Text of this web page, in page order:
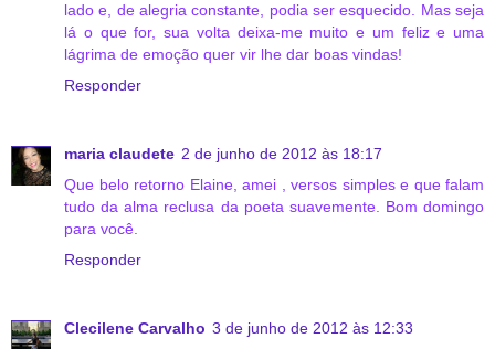
lado e, de alegria constante, podia ser esquecido. Mas seja
lá o que for, sua volta deixa-me muito e um feliz e uma
lágrima de emoção quer vir lhe dar boas vindas!
Responder
maria claudete 2 de junho de 2012 às 18:17
Que belo retorno Elaine, amei , versos simples e que falam
tudo da alma reclusa da poeta suavemente. Bom domingo
para você.
Responder
Clecilene Carvalho 3 de junho de 2012 às 12:33